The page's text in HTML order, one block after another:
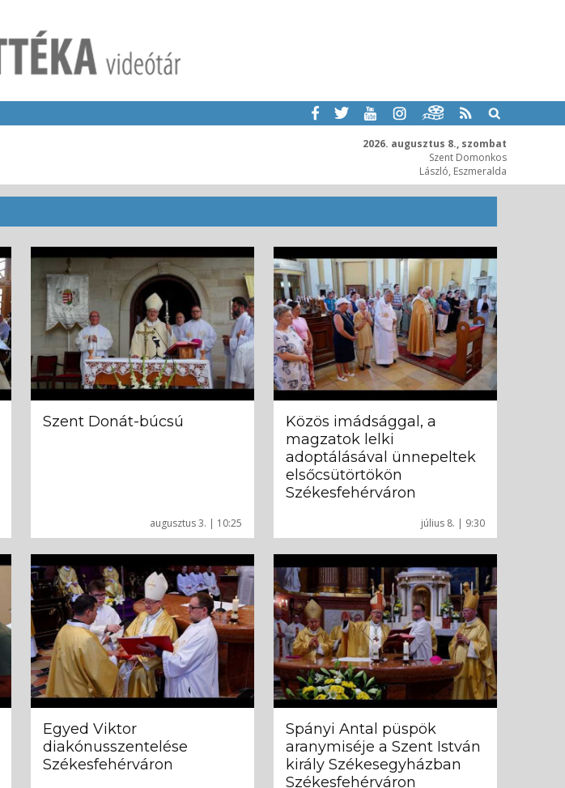
2026. augusztus 8., szombat
Szent Domonkos
László, Eszmeralda
augusztus 3. | 10:25
Szent Donát-búcsú
július 8. | 9:30
Közös imádsággal, a
magzatok lelki
adoptálásával ünnepeltek
elsőcsütörtökön
Székesfehérváron
Egyed Viktor
diakónusszentelése
Székesfehérváron
Spányi Antal püspök
aranymiséje a Szent István
király Székesegyházban
Székesfehérváron